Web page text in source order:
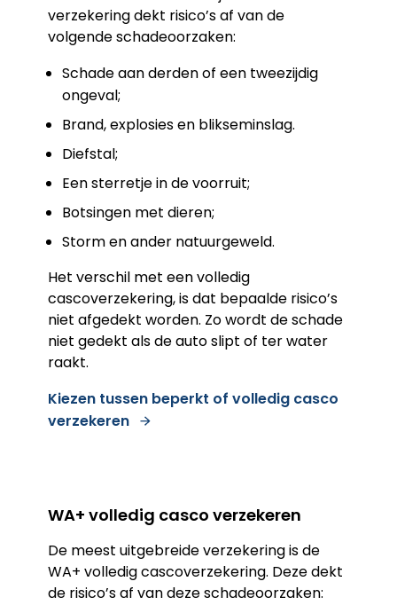
verzekering dekt risico’s af van de
volgende schadeoorzaken:
Schade aan derden of een tweezijdig
ongeval;
Brand, explosies en blikseminslag.
Diefstal;
Een sterretje in de voorruit;
Botsingen met dieren;
Storm en ander natuurgeweld.
Het verschil met een volledig
cascoverzekering, is dat bepaalde risico’s
niet afgedekt worden. Zo wordt de schade
niet gedekt als de auto slipt of ter water
raakt.
Kiezen tussen beperkt of volledig casco
verzekeren
WA+ volledig casco verzekeren
De meest uitgebreide verzekering is de
WA+ volledig cascoverzekering. Deze dekt
de risico’s af van deze schadeoorzaken: